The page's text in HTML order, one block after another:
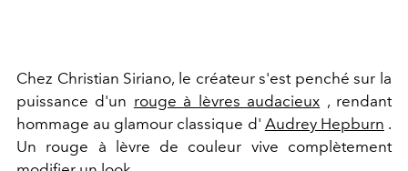
Chez Christian Siriano, le créateur s'est penché sur la
puissance d'un rouge à lèvres audacieux , rendant
hommage au glamour classique d' Audrey Hepburn .
Un rouge à lèvre de couleur vive complètement